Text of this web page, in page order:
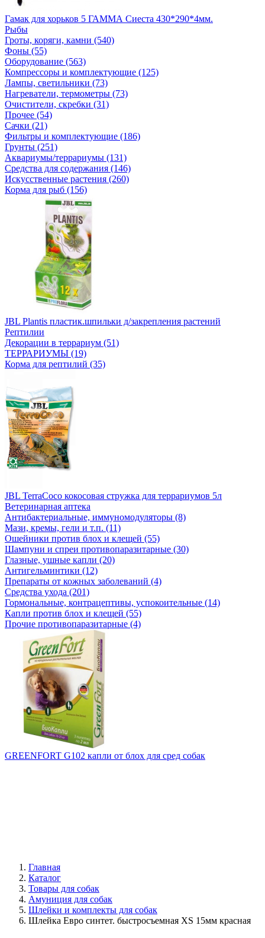
Гамак для хорьков 5 ГАММА Сиеста 430*290*4мм.
Рыбы
Гроты, коряги, камни (540)
Фоны (55)
Оборудование (563)
Компрессоры и комплектующие (125)
Лампы, светильники (73)
Нагреватели, термометры (73)
Очистители, скребки (31)
Прочее (54)
Сачки (21)
Фильтры и комплектующие (186)
Грунты (251)
Аквариумы/террариумы (131)
Средства для содержания (146)
Искусственные растения (260)
Корма для рыб (156)
JBL Plantis пластик.шпильки д/закрепления растений
Рептилии
Декорации в террариум (51)
ТЕРРАРИУМЫ (19)
Корма для рептилий (35)
JBL TerraCoco кокосовая стружка для террариумов 5л
Ветеринарная аптека
Антибактериальные, иммуномодуляторы (8)
Мази, кремы, гели и т.п. (11)
Ошейники против блох и клещей (55)
Шампуни и спреи противопаразитарные (30)
Глазные, ушные капли (20)
Антигельминтики (12)
Препараты от кожных заболеваний (4)
Средства ухода (201)
Гормональные, контрацептивы, успокоительные (14)
Капли против блох и клещей (55)
Прочие противопаразитарные (4)
GREENFORT G102 капли от блох для сред собак
Главная
Каталог
Товары для собак
Амуниция для собак
Шлейки и комплекты для собак
Шлейка Евро синтет. быстросъемная XS 15мм красная